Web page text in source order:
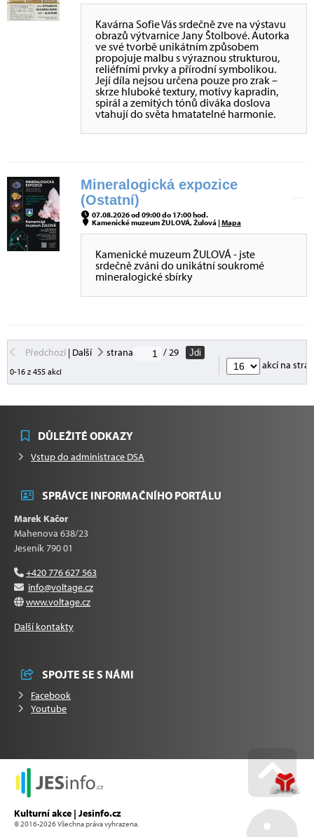
Kavárna Sofie Vás srdečně zve na výstavu
obrazů výtvarnice Jany Štolbové. Autorka
ve své tvorbě unikátním způsobem
propojuje malbu s výraznou strukturou,
reliéfními prvky a přírodní symbolikou.
Její díla nejsou určena pouze pro zrak –
skrze hluboké textury, motivy kapradin,
spirál a zemitých tónů diváka doslova
vtahují do světa hmatatelné harmonie.
Mineralogická expozice
(Ostatní)
07.08.2026 od 09:00 do 17:00 hod.
Kamenické muzeum ŽULOVÁ, Žulová |Mapa
Kamenické muzeum ŽULOVÁ - jste
srdečně zváni do unikátní soukromé
mineralogické sbírky
Předchozí| Další strana / 29
Jdi
0-16 z 455 akcí
akcí na
DŮLEŽITÉ ODKAZY
Vstup do administrace DSA
SPRÁVCE INFORMAČNÍHO PORTÁLU
Marek Kačor
Mahenova 638/23
Jeseník 790 01
+420 776 627 563
info@voltage.cz
www.voltage.cz
Další kontakty
SPOJTE SE S NÁMI
Facebook
Youtube
Kulturní akce | Jesinfo.cz
© 2016-2026 Všechna práva vyhrazena. Go